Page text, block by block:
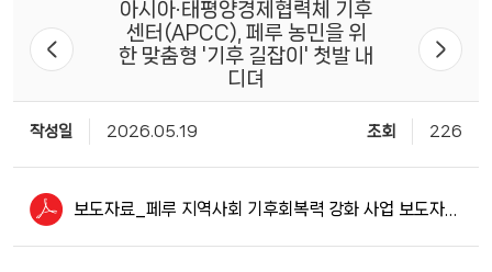
아시아·태평양경제협력체 기후
센터(APCC), 페루 농민을 위
한 맞춤형 '기후 길잡이' 첫발 내
디뎌
작성일 2026.05.19 조회 226